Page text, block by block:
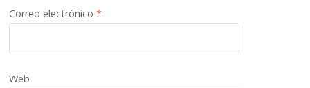
Correo electrónico*
Web